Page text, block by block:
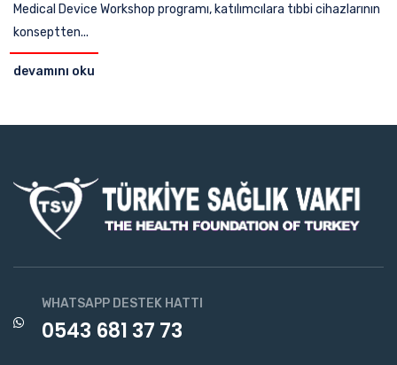
Medical Device Workshop programı, katılımcılara tıbbi cihazlarının
konseptten...
devamını oku
WHATSAPP DESTEK HATTI
0543 681 37 73